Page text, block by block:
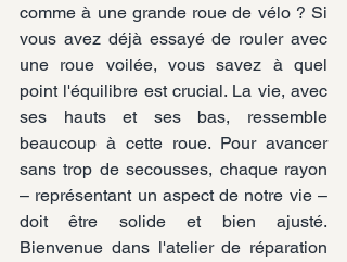
comme à une grande roue de vélo ? Si
vous avez déjà essayé de rouler avec
une roue voilée, vous savez à quel
point l'équilibre est crucial. La vie, avec
ses hauts et ses bas, ressemble
beaucoup à cette roue. Pour avancer
sans trop de secousses, chaque rayon
– représentant un aspect de notre vie –
doit être solide et bien ajusté.
Bienvenue dans l'atelier de réparation